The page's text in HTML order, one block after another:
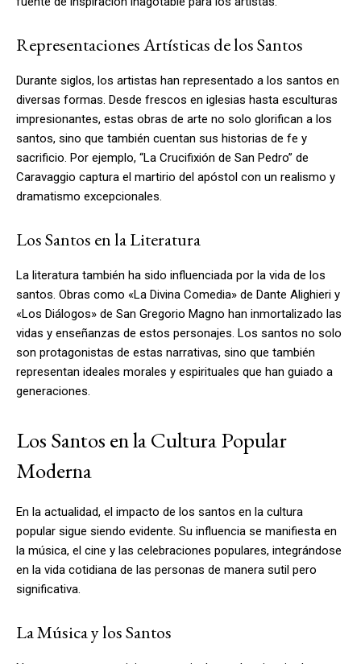
Representaciones Artísticas de los Santos
Durante siglos, los artistas han representado a los santos en
diversas formas. Desde frescos en iglesias hasta esculturas
impresionantes, estas obras de arte no solo glorifican a los
santos, sino que también cuentan sus historias de fe y
sacrificio. Por ejemplo, “La Crucifixión de San Pedro” de
Caravaggio captura el martirio del apóstol con un realismo y
dramatismo excepcionales.
Los Santos en la Literatura
La literatura también ha sido influenciada por la vida de los
santos. Obras como «La Divina Comedia» de Dante Alighieri y
«Los Diálogos» de San Gregorio Magno han inmortalizado las
vidas y enseñanzas de estos personajes. Los santos no solo
son protagonistas de estas narrativas, sino que también
representan ideales morales y espirituales que han guiado a
generaciones.
Los Santos en la Cultura Popular
Moderna
En la actualidad, el impacto de los santos en la cultura
popular sigue siendo evidente. Su influencia se manifiesta en
la música, el cine y las celebraciones populares, integrándose
en la vida cotidiana de las personas de manera sutil pero
significativa.
La Música y los Santos